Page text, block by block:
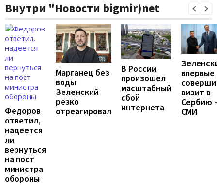
Внутри "Новости bigmir)net
Федоров
ответил,
надеется
ли
вернуться
на пост
министра
обороны
Марганец без
воды:
Зеленский
резко
отреагировал
В России
произошел
масштабный
сбой
интернета
впервые
визит в
Сербию -
СМИ